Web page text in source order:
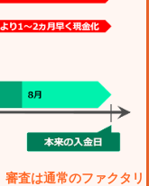
審査は通常のファクタリ